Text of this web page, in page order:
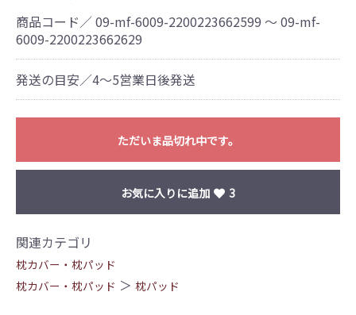
商品コード／ 09-mf-6009-2200223662599 ～ 09-mf-
6009-2200223662629
発送の目安／4～5営業日後発送
ただいま品切れ中です。
お気に入りに追加 3
関連カテゴリ
枕カバー・枕パッド
枕カバー・枕パッド ＞ 枕パッド